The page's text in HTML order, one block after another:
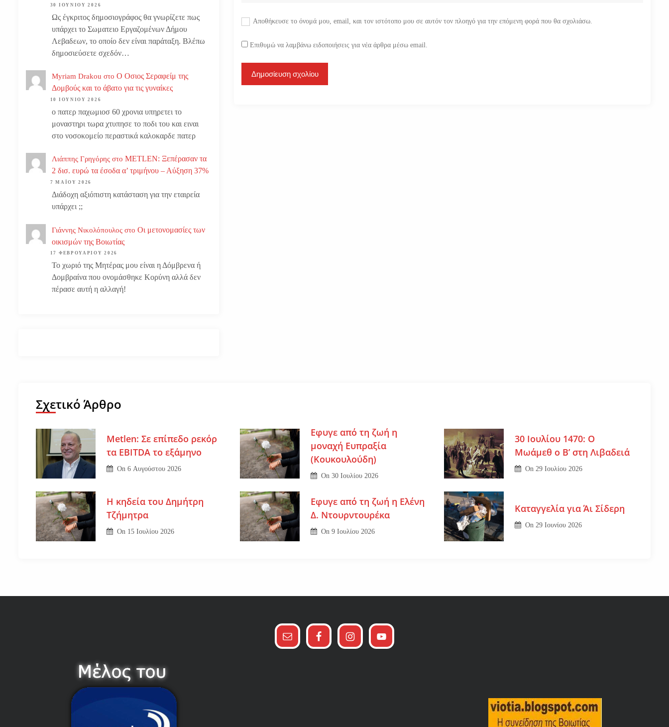
Αποθήκευσε το όνομά μου, email, και τον ιστότοπο μου σε αυτόν τον πλοηγό για την επόμενη φορά που θα σχολιάσω.
Επιθυμώ να λαμβάνω ειδοποιήσεις για νέα άρθρα μέσω email.
30 ΙΟΥΝΊΟΥ 2026
Ως έγκριτος δημοσιογράφος θα γνωρίζετε πως
υπάρχει το Σωματειο Εργαζομένων Δήμου
Λεβαδεων, το οποίο δεν είναι παράταξη. Βλέπω
δημοσιεύσετε σχεδόν…
Myriam Drakou στο Ο Οσιος Σεραφείμ της
Δομβούς και το άβατο για τις γυναίκες
10 ΙΟΥΝΊΟΥ 2026
ο πατερ παχωμιοσ 60 χρονια υπηρετει το
μοναστηρι τωρα χτυπησε το ποδι του και ειναι
στο νοσοκομείο περαστικά καλοκαρδε πατερ
Λιάππης Γρηγόρης στο METLEN: Ξεπέρασαν τα
2 δισ. ευρώ τα έσοδα α’ τριμήνου – Αύξηση 37%
7 ΜΑΪ́ΟΥ 2026
Διάδοχη αξιόπιστη κατάσταση για την εταιρεία
υπάρχει ;;
Γιάννης Νικολόπουλος στο Οι μετονομασίες των
οικισμών της Βοιωτίας
17 ΦΕΒΡΟΥΑΡΊΟΥ 2026
Το χωριό της Μητέρας μου είναι η Δόμβρενα ή
Δομβραίνα που ονομάσθηκε Κορύνη αλλά δεν
πέρασε αυτή η αλλαγή!
Σχετικό Άρθρο
Metlen: Σε επίπεδο ρεκόρ
τα EBITDA το εξάμηνο
On6 Αυγούστου 2026
Εφυγε από τη ζωή η
μοναχή Ευπραξία
(Κουκουλούδη)
On30 Ιουλίου 2026
30 Ιουλίου 1470: Ο
Μωάμεθ ο Β’ στη Λιβαδειά
On29 Ιουλίου 2026
Η κηδεία του Δημήτρη
Τζήμητρα
On 15 Ιουλίου 2026
Εφυγε από τη ζωή η Ελένη
Δ. Ντουρντουρέκα
On9 Ιουλίου 2026
Καταγγελία για Άι Σίδερη
On 29 Ιουνίου 2026